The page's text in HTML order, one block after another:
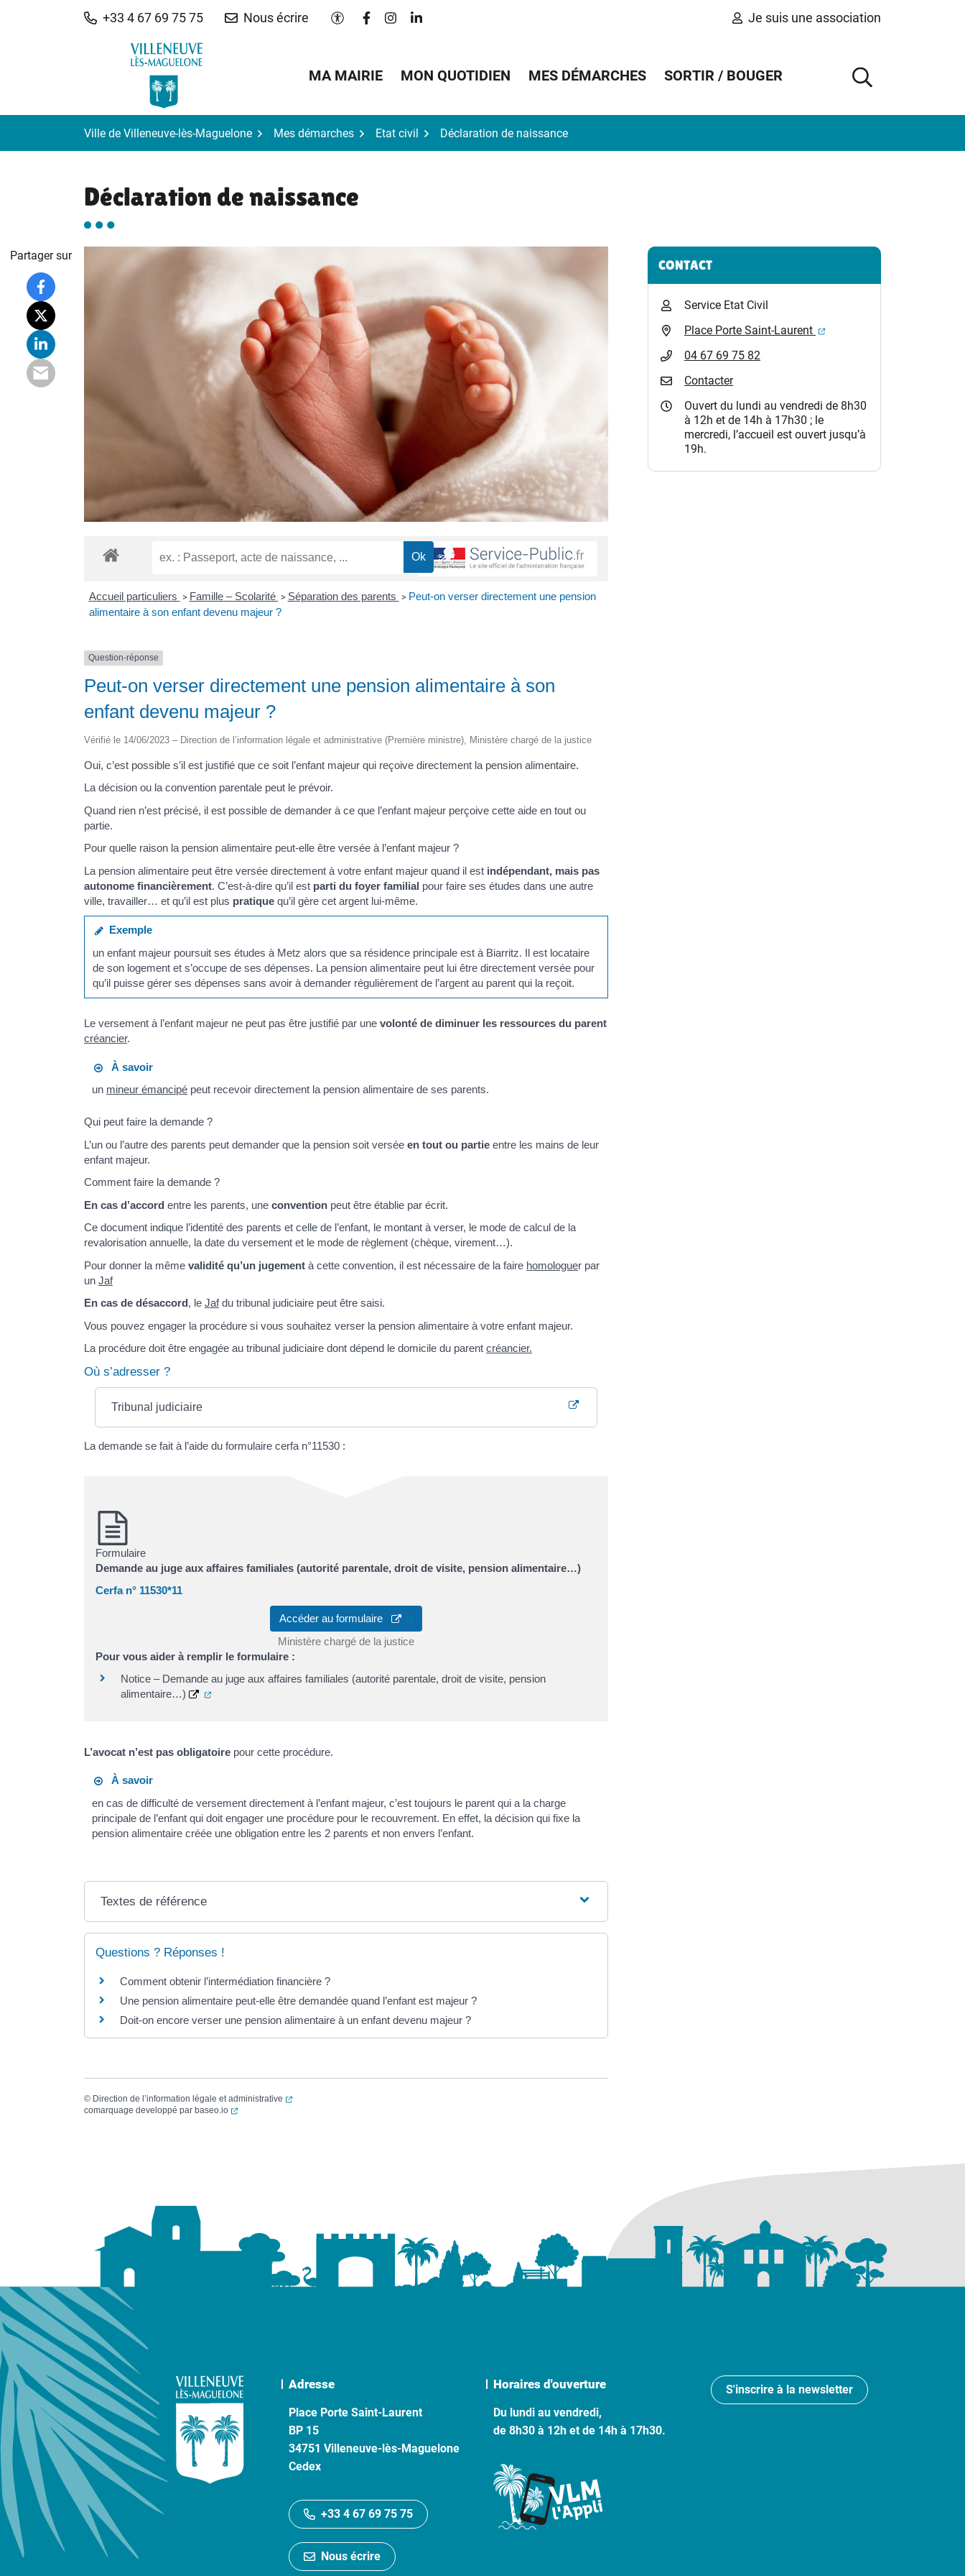
+33 4 67 69 75 75 Nous écrire Paramètres d'accessibilité
Lien vers le compte Facebook
Lien vers le compte Instagram
Lien vers le compte Linkedin Je suis une association
MA MAIRIE MON QUOTIDIEN MES DÉMARCHES SORTIR / BOUGER
AFFICHER
Ville de Villeneuve-lès-Maguelone Mes démarches Etat civil Déclaration de naissance
Déclaration de naissance
Accueil particuliers > Famille – Scolarité > Séparation des parents > Peut-on verser directement une pension
alimentaire à son enfant devenu majeur ?
Question-réponse
Peut-on verser directement une pension alimentaire à son
enfant devenu majeur ?
Vérifié le 14/06/2023 – Direction de l’information légale et administrative (Première ministre), Ministère chargé de la justice
Oui, c’est possible s’il est justifié que ce soit l’enfant majeur qui reçoive directement la pension alimentaire.
La décision ou la convention parentale peut le prévoir.
Quand rien n’est précisé, il est possible de demander à ce que l’enfant majeur perçoive cette aide en tout ou
partie.
Pour quelle raison la pension alimentaire peut-elle être versée à l’enfant majeur ?
La pension alimentaire peut être versée directement à votre enfant majeur quand il est indépendant, mais pas
autonome financièrement. C’est-à-dire qu’il est parti du foyer familial pour faire ses études dans une autre
ville, travailler… et qu’il est plus pratique qu’il gère cet argent lui-même.
Exemple
un enfant majeur poursuit ses études à Metz alors que sa résidence principale est à Biarritz. Il est locataire
de son logement et s’occupe de ses dépenses. La pension alimentaire peut lui être directement versée pour
qu’il puisse gérer ses dépenses sans avoir à demander régulièrement de l’argent au parent qui la reçoit.
Le versement à l’enfant majeur ne peut pas être justifié par une volonté de diminuer les ressources du parent
créancier.
À savoir
un mineur émancipé peut recevoir directement la pension alimentaire de ses parents.
Qui peut faire la demande ?
L’un ou l’autre des parents peut demander que la pension soit versée en tout ou partie entre les mains de leur
enfant majeur.
Comment faire la demande ?
En cas d’accord entre les parents, une convention peut être établie par écrit.
Ce document indique l’identité des parents et celle de l’enfant, le montant à verser, le mode de calcul de la
revalorisation annuelle, la date du versement et le mode de règlement (chèque, virement…).
Pour donner la même validité qu’un jugement à cette convention, il est nécessaire de la faire homologuer par
un Jaf
En cas de désaccord, le Jafdu tribunal judiciaire peut être saisi.
Vous pouvez engager la procédure si vous souhaitez verser la pension alimentaire à votre enfant majeur.
La procédure doit être engagée au tribunal judiciaire dont dépend le domicile du parent créancier.
Où s’adresser ?
Tribunal judiciaire
La demande se fait à l’aide du formulaire cerfa n°11530 :
Formulaire
Demande au juge aux affaires familiales (autorité parentale, droit de visite, pension alimentaire…)
Cerfa n° 11530*11
Accéder au formulaire
(ouverture dans un nouvel onglet)
Ministère chargé de la justice
Pour vous aider à remplir le formulaire :
Notice – Demande au juge aux affaires familiales (autorité parentale, droit de visite, pension
alimentaire…)
(ouverture dans un nouvel onglet)
L’avocat n’est pas obligatoire pour cette procédure.
À savoir
en cas de difficulté de versement directement à l’enfant majeur, c’est toujours le parent qui a la charge
principale de l’enfant qui doit engager une procédure pour le recouvrement. En effet, la décision qui fixe la
pension alimentaire créée une obligation entre les 2 parents et non envers l’enfant.
Textes de référence
Questions ? Réponses !
Comment obtenir l’intermédiation financière ?
Une pension alimentaire peut-elle être demandée quand l’enfant est majeur ?
Doit-on encore verser une pension alimentaire à un enfant devenu majeur ?
© Direction de l’information légale et administrative
(ouverture dans un nouvel onglet)
comarquage developpé par baseo.io (ouverture dans un nouvel onglet)
Partager sur Informations complémentaires
CONTACT
Service Etat Civil
Place Porte Saint-Laurent
(ouverture dans un nouvel
04 67 69 75 82
Contacter
Ouvert du lundi au vendredi de 8h30
à 12h et de 14h à 17h30 ; le
mercredi, l’accueil est ouvert jusqu’à
19h.
Adresse
Place Porte Saint-Laurent
BP 15
34751 Villeneuve-lès-Maguelone
Cedex
+33 4 67 69 75 75
Nous écrire
Horaires d'ouverture
Du lundi au vendredi,
de 8h30 à 12h et de 14h à 17h30.
S'inscrire à la newsletter